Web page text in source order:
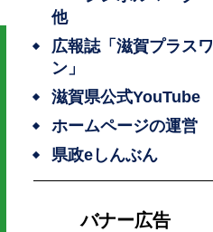
他
広報誌「滋賀プラスワ
ン」
滋賀県公式YouTube
ホームページの運営
県政eしんぶん
バナー広告